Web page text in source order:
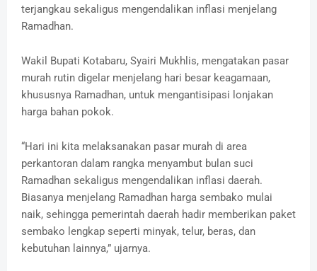
terjangkau sekaligus mengendalikan inflasi menjelang
Ramadhan.
Wakil Bupati Kotabaru, Syairi Mukhlis, mengatakan pasar
murah rutin digelar menjelang hari besar keagamaan,
khususnya Ramadhan, untuk mengantisipasi lonjakan
harga bahan pokok.
“Hari ini kita melaksanakan pasar murah di area
perkantoran dalam rangka menyambut bulan suci
Ramadhan sekaligus mengendalikan inflasi daerah.
Biasanya menjelang Ramadhan harga sembako mulai
naik, sehingga pemerintah daerah hadir memberikan paket
sembako lengkap seperti minyak, telur, beras, dan
kebutuhan lainnya,” ujarnya.